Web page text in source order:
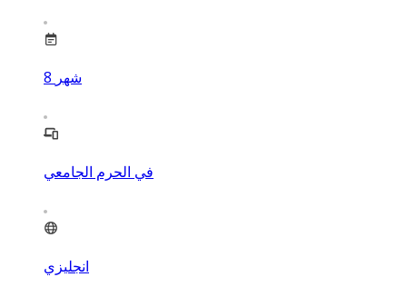
8 شهر
في الحرم الجامعي
انجليزي